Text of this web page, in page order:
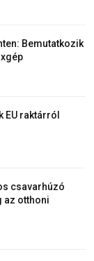
Bemutatkozik
EU raktárról
csavarhúzó
az otthoni